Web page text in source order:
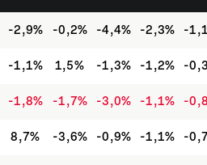
-2,9% -0,2% -4,4% -2,3% -
-1,1% 1,5% -1,3% -1,2% -
-1,8% -1,7% -3,0% -1,1% -
8,7% -3,6% -0,9% -1,1% -